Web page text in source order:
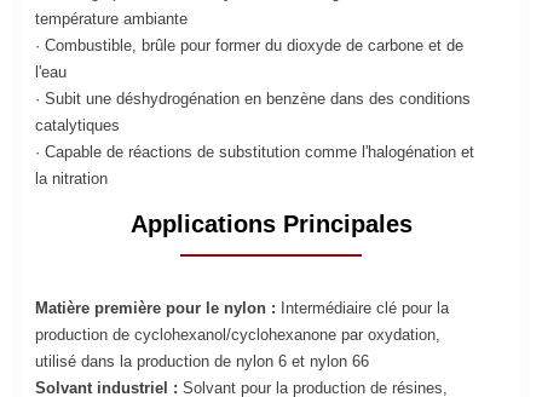
température ambiante
· Combustible, brûle pour former du dioxyde de carbone et de
l'eau
· Subit une déshydrogénation en benzène dans des conditions
catalytiques
· Capable de réactions de substitution comme l'halogénation et
la nitration
Applications Principales
Matière première pour le nylon :
Intermédiaire clé pour la
production de cyclohexanol/cyclohexanone par oxydation,
utilisé dans la production de nylon 6 et nylon 66
Solvant industriel : Solvant pour la production de résines,